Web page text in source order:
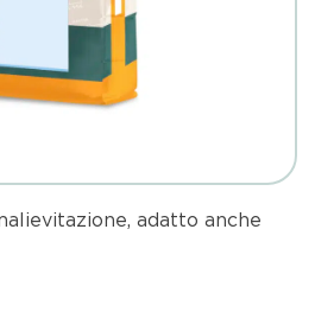
adatto anche